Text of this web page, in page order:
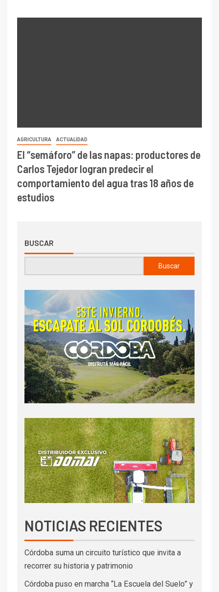
AGRICULTURA ACTUALIDAD
El “semáforo” de las napas: productores de
Carlos Tejedor logran predecir el
comportamiento del agua tras 18 años de
estudios
BUSCAR
Buscar
NOTICIAS RECIENTES
Córdoba suma un circuito turístico que invita a
recorrer su historia y patrimonio
Córdoba puso en marcha “La Escuela del Suelo” y